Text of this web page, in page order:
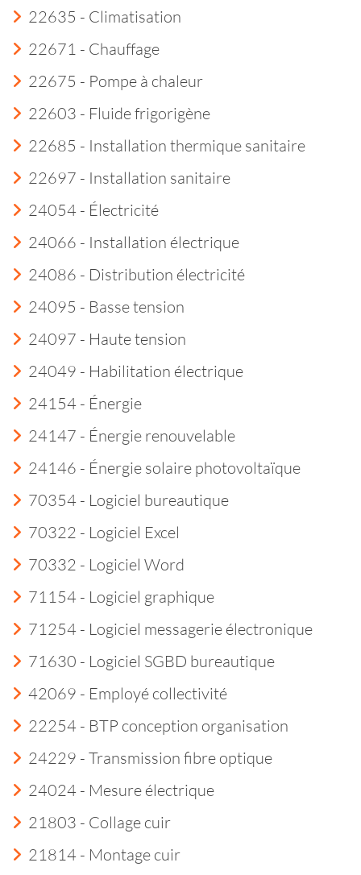
22635 - Climatisation
22671 - Chauffage
22675 - Pompe à chaleur
22603 - Fluide frigorigène
22685 - Installation thermique sanitaire
22697 - Installation sanitaire
24054 - Électricité
24066 - Installation électrique
24086 - Distribution électricité
24095 - Basse tension
24097 - Haute tension
24049 - Habilitation électrique
24154 - Énergie
24147 - Énergie renouvelable
24146 - Énergie solaire photovoltaïque
70354 - Logiciel bureautique
70322 - Logiciel Excel
70332 - Logiciel Word
71154 - Logiciel graphique
71254 - Logiciel messagerie électronique
71630 - Logiciel SGBD bureautique
42069 - Employé collectivité
22254 - BTP conception organisation
24229 - Transmission fibre optique
24024 - Mesure électrique
21803 - Collage cuir
21814 - Montage cuir